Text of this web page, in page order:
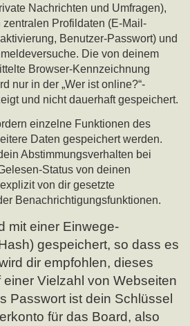
Nachrichten und Umfragen),
Profildaten (E-Mail-
Benutzer-Passwort) und
Die von deinem
Browser-Kennzeichnung
nur in der „Wer ist online?“-
und nicht dauerhaft gespeichert.
einzelne Funktionen des
Daten gespeichert werden.
Abstimmungsverhalten bei
Status von deinen
von dir gesetzte
Benachrichtigungsfunktionen.
mit einer Einwege-
gespeichert, so dass es
dir empfohlen, dieses
Vielzahl von Webseiten
Passwort ist dein Schlüssel
für das Board, also